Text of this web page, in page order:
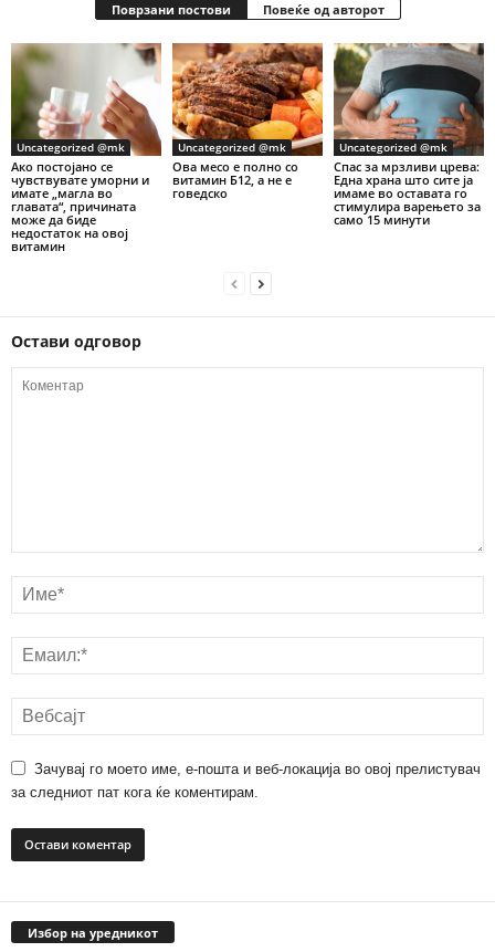
Поврзани постови Повеќе од авторот
Uncategorized @mk
Ако постојано се
чувствувате уморни и
имате „магла во
главата“, причината
може да биде
недостаток на овој
витамин
Uncategorized @mk
Ова месо е полно со
витамин Б12, а не е
говедско
Uncategorized @mk
Спас за мрзливи црева:
Една храна што сите ја
имаме во оставата го
стимулира варењето за
само 15 минути
Остави одговор
Зачувај го моето име, е-пошта и веб-локација во овој прелистувач
за следниот пат кога ќе коментирам.
Избор на уредникот